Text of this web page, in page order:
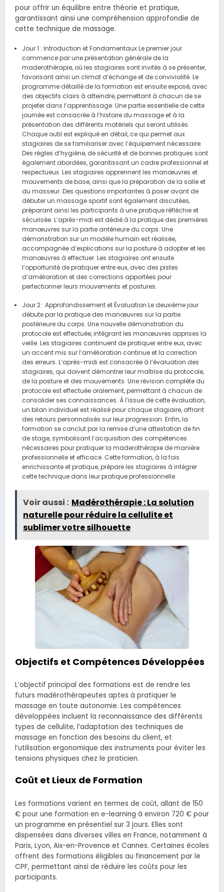
pour offrir un équilibre entre théorie et pratique,
garantissant ainsi une compréhension approfondie de
cette technique de massage.
Jour 1 : Introduction et Fondamentaux Le premier jour
commence par une présentation générale de la
maderothérapie, où les stagiaires sont invités à se présenter,
favorisant ainsi un climat d’échange et de convivialité. Le
programme détaillé de la formation est ensuite exposé, avec
des objectifs clairs à atteindre, permettant à chacun de se
projeter dans l’apprentissage. Une partie essentielle de cette
journée est consacrée à l’histoire du massage et à la
présentation des différents matériels qui seront utilisés.
Chaque outil est expliqué en détail, ce qui permet aux
stagiaires de se familiariser avec l’équipement nécessaire.
Des règles d’hygiène, de sécurité et de bonnes pratiques sont
également abordées, garantissant un cadre professionnel et
respectueux. Les stagiaires apprennent les manœuvres et
mouvements de base, ainsi que la préparation de la salle et
du masseur. Des questions importantes à poser avant de
débuter un massage sportif sont également discutées,
préparant ainsi les participants à une pratique réfléchie et
sécurisée. L’après-midi est dédié à la pratique des premières
manœuvres sur la partie antérieure du corps. Une
démonstration sur un modèle humain est réalisée,
accompagnée d’explications sur la posture à adopter et les
manœuvres à effectuer. Les stagiaires ont ensuite
l’opportunité de pratiquer entre eux, avec des pistes
d’amélioration et des corrections apportées pour
perfectionner leurs mouvements et postures.
Jour 2 : Approfondissement et Évaluation Le deuxième jour
débute par la pratique des manœuvres sur la partie
postérieure du corps. Une nouvelle démonstration du
protocole est effectuée, intégrant les manœuvres apprises la
veille. Les stagiaires continuent de pratiquer entre eux, avec
un accent mis sur l’amélioration continue et la correction
des erreurs. L’après-midi est consacrée à l’évaluation des
stagiaires, qui doivent démontrer leur maîtrise du protocole,
de la posture et des mouvements. Une révision complète du
protocole est effectuée oralement, permettant à chacun de
consolider ses connaissances. À l’issue de cette évaluation,
un bilan individuel est réalisé pour chaque stagiaire, offrant
des retours personnalisés sur leur progression. Enfin, la
formation se conclut par la remise d’une attestation de fin
de stage, symbolisant l’acquisition des compétences
nécessaires pour pratiquer la maderothérapie de manière
professionnelle et efficace. Cette formation, à la fois
enrichissante et pratique, prépare les stagiaires à intégrer
cette technique dans leur pratique professionnelle.
Voir aussi : Madérothérapie : La solution
naturelle pour réduire la cellulite et
sublimer votre silhouette
Objectifs et Compétences Développées
L’objectif principal des formations est de rendre les
futurs madérothérapeutes aptes à pratiquer le
massage en toute autonomie. Les compétences
développées incluent la reconnaissance des différents
types de cellulite, l’adaptation des techniques de
massage en fonction des besoins du client, et
l’utilisation ergonomique des instruments pour éviter les
tensions physiques chez le praticien.
Coût et Lieux de Formation
Les formations varient en termes de coût, allant de 150
€ pour une formation en e-learning à environ 720 € pour
un programme en présentiel sur 3 jours. Elles sont
dispensées dans diverses villes en France, notamment à
Paris, Lyon, Aix-en-Provence et Cannes. Certaines écoles
offrent des formations éligibles au financement par le
CPF, permettant ainsi de réduire les coûts pour les
participants.